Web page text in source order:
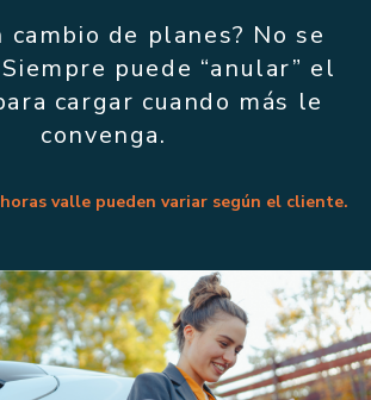
cambio de planes? No se
puede “anular” el
cargar cuando más le
convenga.
valle pueden variar según el cliente.